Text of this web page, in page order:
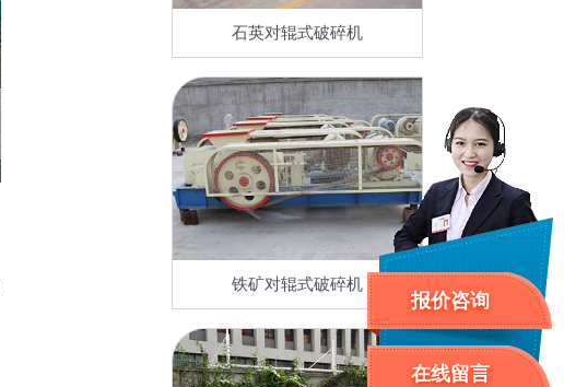
石英对辊式破碎机
铁矿对辊式破碎机
报价咨询
在线留言